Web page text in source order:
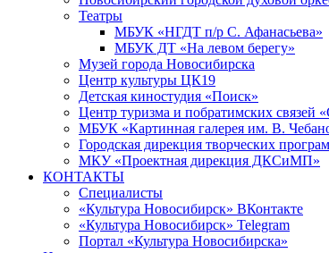
Театры
МБУК «НГДТ п/р С. Афанасьева»
МБУК ДТ «На левом берегу»
Музей города Новосибирска
Центр культуры ЦК19
Детская киностудия «Поиск»
Центр туризма и побратимских связей
МБУК «Картинная галерея им. В.
Городская дирекция творческих
МКУ «Проектная дирекция ДКСиМП»
КОНТАКТЫ
Специалисты
«Культура Новосибирск» ВКонтакте
«Культура Новосибирск» Telegram
Портал «Культура Новосибирска»